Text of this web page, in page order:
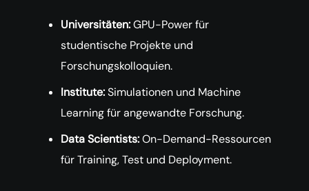
Universitäten:GPU-Power für
studentische Projekte und
Forschungskolloquien.
Institute:Simulationen und Machine
Learning für angewandte Forschung.
Data Scientists:On-Demand-Ressourcen
für Training, Test und Deployment.